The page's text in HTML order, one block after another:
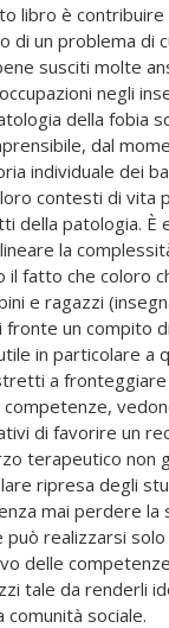
libro è contribuire
di un problema di
susciti molte
negli
della fobia
dal
individuale dei
contesti di vita
della patologia. È
la
fatto che coloro
e ragazzi
fronte un compito
in particolare a
a
di favorire un
terapeutico non
ripresa degli
mai perdere la
realizzarsi solo
delle
tale da renderli
sociale.